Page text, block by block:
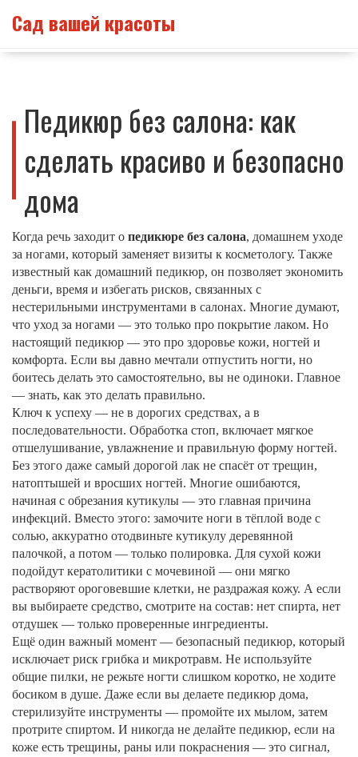
Сад вашей красоты
Педикюр без салона: как
сделать красиво и безопасно
дома
Когда речь заходит о педикюре без салона, домашнем уходе
за ногами, который заменяет визиты к косметологу. Также
известный как домашний педикюр, он позволяет экономить
деньги, время и избегать рисков, связанных с
нестерильными инструментами в салонах. Многие думают,
что уход за ногами — это только про покрытие лаком. Но
настоящий педикюр — это про здоровье кожи, ногтей и
комфорта. Если вы давно мечтали отпустить ногти, но
боитесь делать это самостоятельно, вы не одиноки. Главное
— знать, как это делать правильно.
Ключ к успеху — не в дорогих средствах, а в
последовательности. Обработка стоп, включает мягкое
отшелушивание, увлажнение и правильную форму ногтей.
Без этого даже самый дорогой лак не спасёт от трещин,
натоптышей и вросших ногтей. Многие ошибаются,
начиная с обрезания кутикулы — это главная причина
инфекций. Вместо этого: замочите ноги в тёплой воде с
солью, аккуратно отодвиньте кутикулу деревянной
палочкой, а потом — только полировка. Для сухой кожи
подойдут кератолитики с мочевиной — они мягко
растворяют ороговевшие клетки, не раздражая кожу. А если
вы выбираете средство, смотрите на состав: нет спирта, нет
отдушек — только проверенные ингредиенты.
Ещё один важный момент — безопасный педикюр, который
исключает риск грибка и микротравм. Не используйте
общие пилки, не режьте ногти слишком коротко, не ходите
босиком в душе. Даже если вы делаете педикюр дома,
стерилизуйте инструменты — промойте их мылом, затем
протрите спиртом. И никогда не делайте педикюр, если на
коже есть трещины, раны или покраснения — это сигнал,